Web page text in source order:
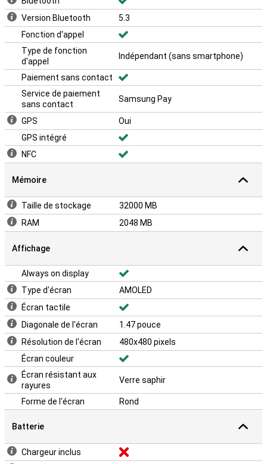
Version Bluetooth
5.3
Fonction d'appel
Type de fonction
d'appel
Indépendant (sans smartphone)
Paiement sans contact
Service de paiement
sans contact
Samsung Pay
GPS
Oui
GPS intégré
NFC
Mémoire
Taille de stockage
32000 MB
RAM
2048 MB
Affichage
Always on display
Type d'écran
AMOLED
Écran tactile
Diagonale de l'écran
1.47 pouce
Résolution de l'écran
480x480 pixels
Écran couleur
Écran résistant aux
rayures
Verre saphir
Forme de l'écran Rond
Batterie
Chargeur inclus